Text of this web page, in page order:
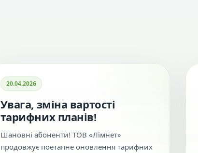
20.04.2026
Увага, зміна вартості
тарифних планів!
Шановні абоненти! ТОВ «Лімнет»
продовжує поетапне оновлення тарифних